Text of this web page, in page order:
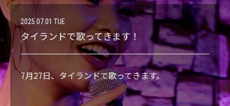
LIVE
DISCOGRAPHY
VIDEO
2025.07.01 TUE
タイランドで歌ってきます！
7月27日、タイランドで歌ってきます。